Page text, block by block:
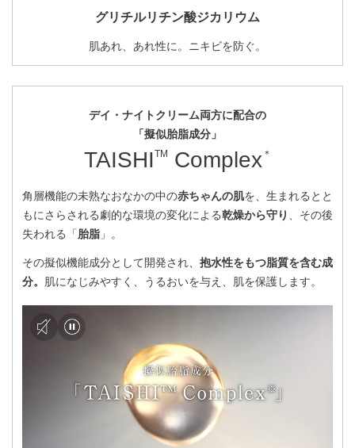
グリチルリチン酸ジカリウム
肌あれ、あれ性に。ニキビを防ぐ。
デイ・ナイトクリーム両方に配合の
「擬似胎脂成分」
TAISHITM Complex ＊
角層機能の未熟なおなかの中の赤ちゃんの肌を、生まれるとと
もにさらされる劇的な環境の変化による乾燥から守り
、その後
失われる「胎脂 」。
その擬似機能成分として開発され、 抱水性をもつ脂質を含む成
分。
肌になじみやすく、うるおいを与え、肌を保護します。